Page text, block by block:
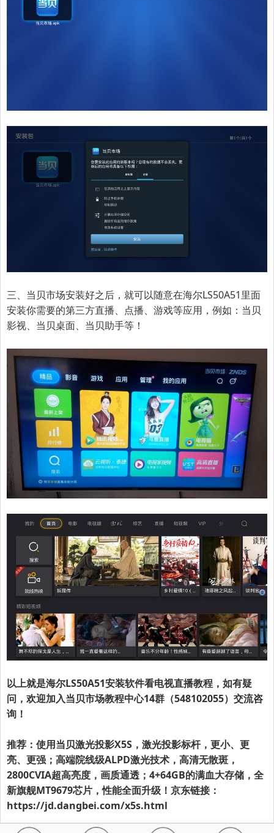
三、 当贝市场安装好之后，就可以随意在海尔LS50A51里面
安装你需要的第三方直播、点播、游戏等应用，例如：当贝
影视、当贝桌面、当贝助手等！
以上就是海尔LS50A51安装软件看电视直播教程，如有疑
问，欢迎加入当贝市场教程中心14群（548102055）交流咨
询！
推荐：使用当贝激光投影X5S，激光投影标杆，更小、更
亮、更强；高端院线级ALPD激光技术，高清无散斑，
2800CVIA超高亮度，画质通透；4+64GB的满血大存储，全
新旗舰MT9679芯片，性能全面升级！京东链接：
https://jd.dangbei.com/x5s.html